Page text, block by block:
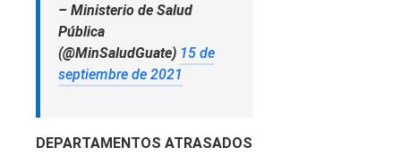
– Ministerio de Salud
Pública
(@MinSaludGuate) 15 de
septiembre de 2021
DEPARTAMENTOS ATRASADOS